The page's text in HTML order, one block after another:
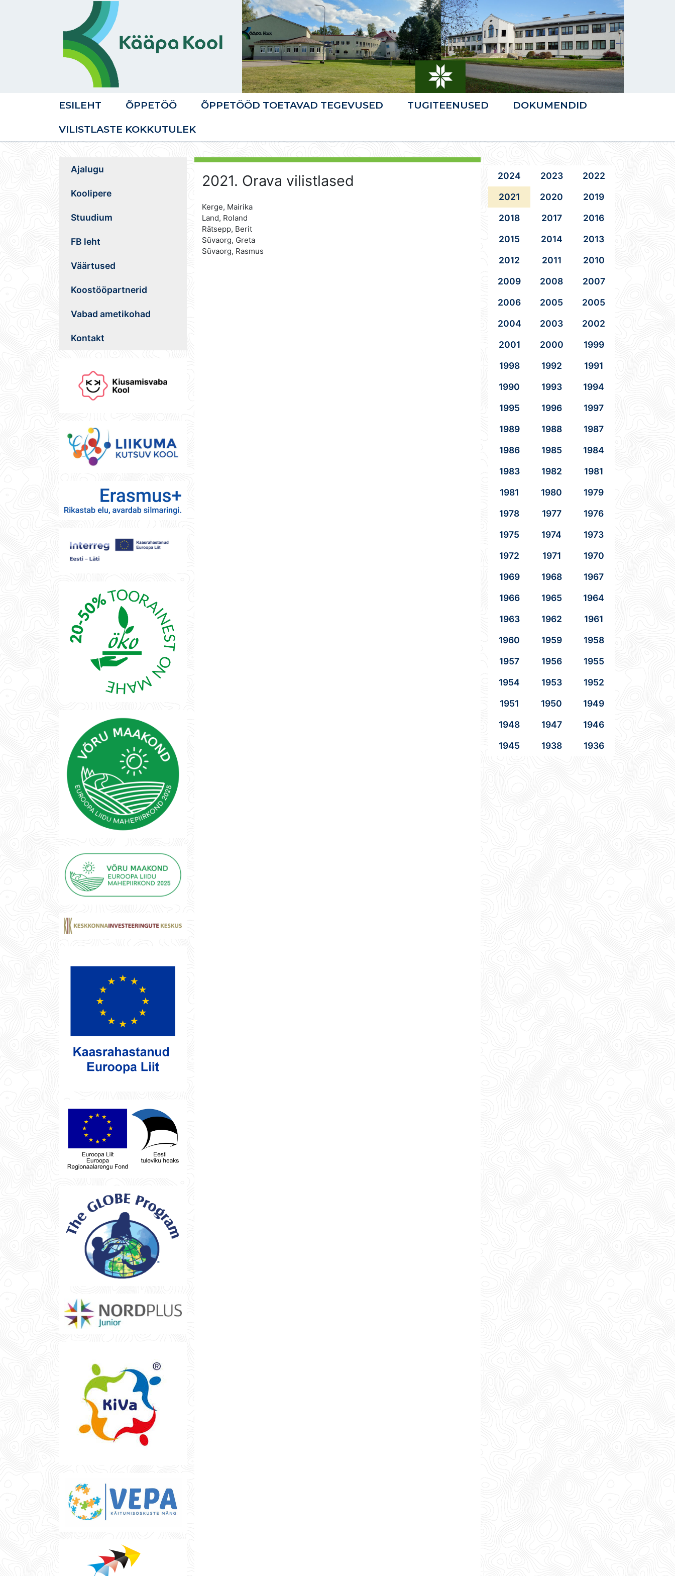
ESILEHT ÕPPETÖÖ ÕPPETÖÖD TOETAVAD TEGEVUSED TUGITEENUSED
DOKUMENDID
VILISTLASTE KOKKUTULEK
2021. Orava vilistlased
Kerge, Mairika
Land, Roland
Rätsepp, Berit
Süvaorg, Greta
Süvaorg, Rasmus
2024 2023
2022
2021
2020
2019
2018
2017
2016
2015
2014
2013
2012
2011
2010
2009
2008
2007
2006
2005
2005
2004
2003
2002
2001
2000
1999
1998
1992
1991
1990
1993
1994
1995
1996
1997
1989
1988
1987
1986
1985
1984
1983
1982
1981
1981
1980
1979
1978
1977
1976
1975
1974
1973
1972
1971
1970
1969
1968
1967
1966
1965
1964
1963
1962
1961
1960
1959
1958
1957
1956
1955
1954
1953
1952
1951
1950
1949
1948
1947
1946
1945
1938 1936
Ajalugu
Koolipere
Stuudium
FB leht
Väärtused
Koostööpartnerid
Vabad ametikohad
Kontakt